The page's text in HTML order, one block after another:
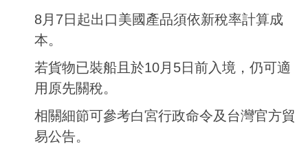
8月7日起出口美國產品須依新稅率計算成
本。
若貨物已裝船且於10月5日前入境，仍可適
用原先關稅。
相關細節可參考白宮行政命令及台灣官方貿
易公告。